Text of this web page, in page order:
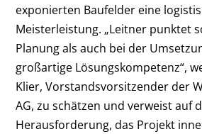
exponierten Baufelder eine
Meisterleistung. „Leitner punktet
Planung als auch bei der
großartige Lösungskompetenz“,
Klier, Vorstandsvorsitzender der
AG, zu schätzen und verweist auf
Herausforderung, das Projekt